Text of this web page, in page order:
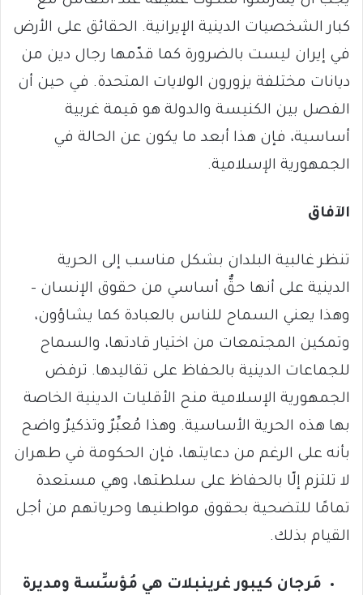
كبار الشخصيات الدينية الإيرانية. الحقائق على الأرض
في إيران ليست بالضرورة كما قدّمها رجال دين من
ديانات مختلفة يزورون الولايات المتحدة. في حين أن
الفصل بين الكنيسة والدولة هو قيمة غربية
أساسية، فإن هذا أبعد ما يكون عن الحالة في
الجمهورية الإسلامية.
الآفاق
تنظر غالبية البلدان بشكل مناسب إلى الحرية
الدينية على أنها حقٌّ أساسي من حقوق الإنسان –
وهذا يعني السماح للناس بالعبادة كما يشاؤون،
وتمكين المجتمعات من اختيار قادتها، والسماح
للجماعات الدينية بالحفاظ على تقاليدها. ترفض
الجمهورية الإسلامية منح الأقليات الدينية الخاصة
بها هذه الحرية الأساسية. وهذا مُعبِّرٌ وتذكيرٌ واضح
بأنه على الرغم من دعايتها، فإن الحكومة في طهران
لا تلتزم إلّا بالحفاظ على سلطتها، وهي مستعدة
تمامًا للتضحية بحقوق مواطنيها وحرياتهم من أجل
القيام بذلك.
مَرجان كيبور غرينبلات هي مُؤسِّسة ومديرة